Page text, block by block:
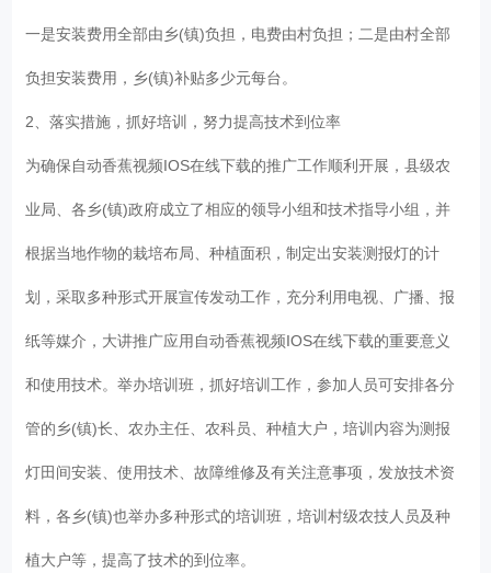
一是安装费用全部由乡(镇)负担，电费由村负担；二是由村全部
负担安装费用，乡(镇)补贴多少元每台。
2、落实措施，抓好培训，努力提高技术到位率
为确保自动香蕉视频IOS在线下载的推广工作顺利开展，县级农
业局、各乡(镇)政府成立了相应的领导小组和技术指导小组，并
根据当地作物的栽培布局、种植面积，制定出安装测报灯的计
划，采取多种形式开展宣传发动工作，充分利用电视、广播、报
纸等媒介，大讲推广应用自动香蕉视频IOS在线下载的重要意义
和使用技术。举办培训班，抓好培训工作，参加人员可安排各分
管的乡(镇)长、农办主任、农科员、种植大户，培训内容为测报
灯田间安装、使用技术、故障维修及有关注意事项，发放技术资
料，各乡(镇)也举办多种形式的培训班，培训村级农技人员及种
植大户等，提高了技术的到位率。